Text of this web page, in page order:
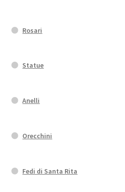
Rosari
Statue
Anelli
Orecchini
Fedi di Santa Rita